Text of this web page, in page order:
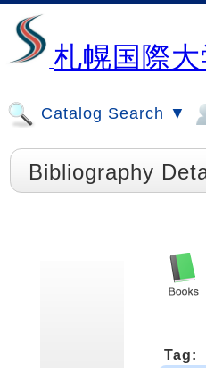
札幌国際
Catalog Search ▼
Bibliography
Tag: